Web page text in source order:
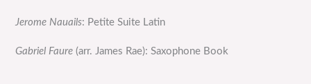
Jerome Nauails: Petite Suite Latin
Gabriel Faure (arr. James Rae): Saxophone Book